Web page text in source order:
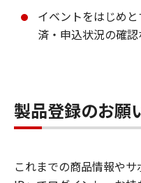
イベントをはじめ
済・申込状況の確
製品登録のお願
これまでの商品情報や